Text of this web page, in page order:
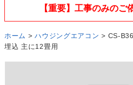
施工実績
【重要】工事のみのご
ホーム >ハウジングエアコン > CS-
埋込 主に12畳用